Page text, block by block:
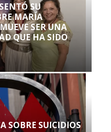
SU
MARÍA
SER UNA
QUE HA SIDO
SOBRE SUICIDIOS